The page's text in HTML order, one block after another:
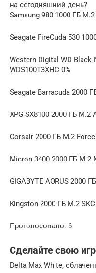
на сегодняшний день?
Samsung 980 1000 ГБ
Seagate FireCuda 530
Western Digital WD Black
WDS100T3XHC 0%
Seagate Barracuda 2000
XPG SX8100 2000 ГБ M.2
Corsair 2000 ГБ M.2
Micron 3400 2000 ГБ M.2
GIGABYTE AORUS 2000
Kingston 2000 ГБ M.2
Проголосовало: 6
Сделайте свою
Delta Max White,